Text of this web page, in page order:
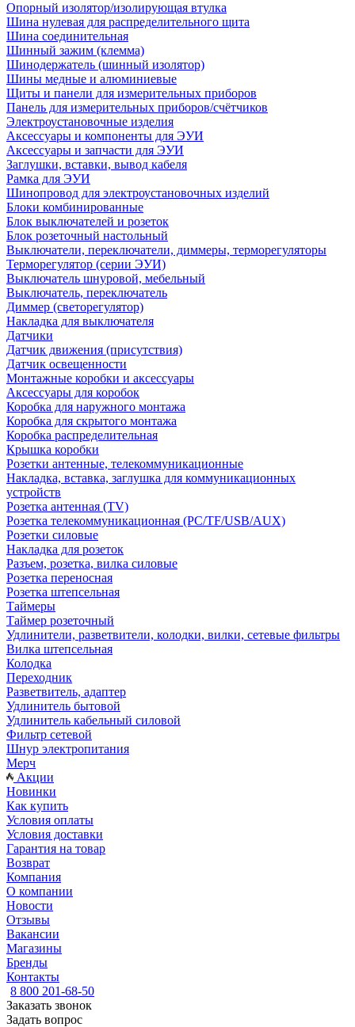
Опорный изолятор/изолирующая втулка
Шина нулевая для распределительного щита
Шина соединительная
Шинный зажим (клемма)
Шинодержатель (шинный изолятор)
Шины медные и алюминиевые
Щиты и панели для измерительных приборов
Панель для измерительных приборов/счётчиков
Электроустановочные изделия
Аксессуары и компоненты для ЭУИ
Аксессуары и запчасти для ЭУИ
Заглушки, вставки, вывод кабеля
Рамка для ЭУИ
Шинопровод для электроустановочных изделий
Блоки комбинированные
Блок выключателей и розеток
Блок розеточный настольный
Выключатели, переключатели, диммеры, терморегуляторы
Терморегулятор (серии ЭУИ)
Выключатель шнуровой, мебельный
Выключатель, переключатель
Диммер (светорегулятор)
Накладка для выключателя
Датчики
Датчик движения (присутствия)
Датчик освещенности
Монтажные коробки и аксессуары
Аксессуары для коробок
Коробка для наружного монтажа
Коробка для скрытого монтажа
Коробка распределительная
Крышка коробки
Розетки антенные, телекоммуникационные
Накладка, вставка, заглушка для коммуникационных
устройств
Розетка антенная (TV)
Розетка телекоммуникационная (PC/TF/USB/AUX)
Розетки силовые
Накладка для розеток
Разъем, розетка, вилка силовые
Розетка переносная
Розетка штепсельная
Таймеры
Таймер розеточный
Удлинители, разветвители, колодки, вилки, сетевые фильтры
Вилка штепсельная
Колодка
Переходник
Разветвитель, адаптер
Удлинитель бытовой
Удлинитель кабельный силовой
Фильтр сетевой
Шнур электропитания
Мерч
Акции
Новинки
Как купить
Условия оплаты
Условия доставки
Гарантия на товар
Возврат
Компания
О компании
Новости
Отзывы
Вакансии
Магазины
Бренды
Контакты
8 800 201-68-50
Заказать звонок
Задать вопрос